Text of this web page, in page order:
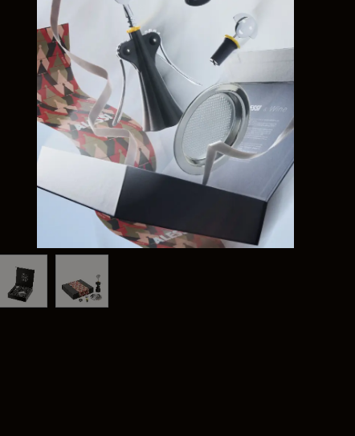
Tilo & Partners
@tiloandpartners
Cattelan Italia
Franke
@franke.uy
Duravit
@tilobath
Fima Carlo Frattini
@fima.uruguay
Adriani e Rossi
@adrianierossi
Linie Design
@linie.uy
Pianca